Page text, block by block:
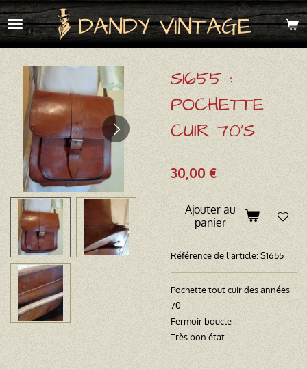
Passer
au
contenu
DANDY VINTAGE
S1655 :
POCHETTE
CUIR 70'S
30,00 €
Ajouter au
panier
Référence de l'article:S1655
Pochette tout cuir des années
70
Fermoir boucle
Très bon état